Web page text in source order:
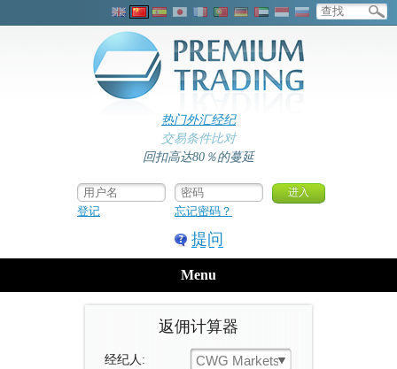
热门外汇经纪
交易条件比对
回扣高达80％的蔓延
登记 忘记密码？
提问
Menu
返佣计算器
经纪人: CWG Markets